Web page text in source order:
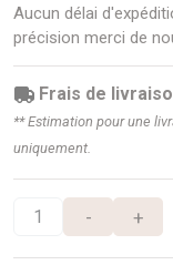
Aucun délai
précision merci de
Frais de
** Estimation pour une
uniquement.
- +